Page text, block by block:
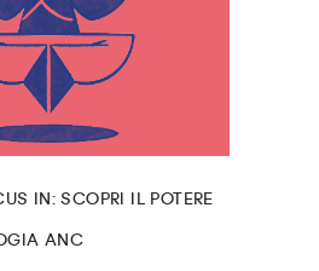
IN: SCOPRI IL POTERE
ANC